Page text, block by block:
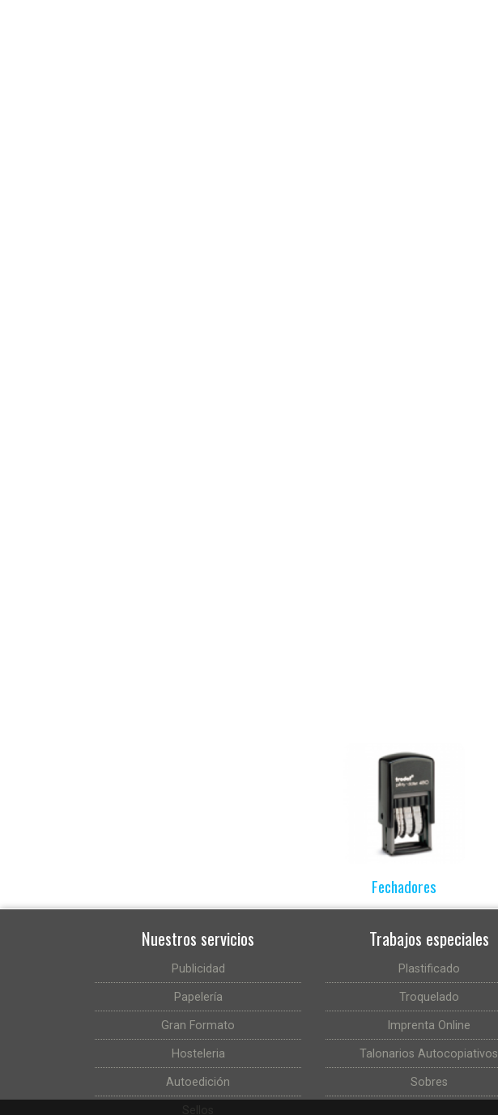
Fechadores
Nuestros servicios
Publicidad
Papelería
Gran Formato
Hosteleria
Autoedición
Trabajos especiales
Plastificado
Troquelado
Imprenta Online
Talonarios Autocopiativos
Sobres